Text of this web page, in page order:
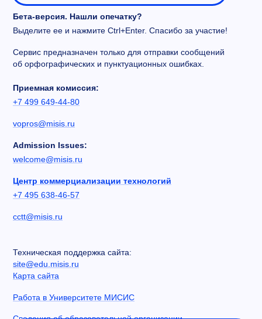
Бета-версия. Нашли опечатку?
Выделите ее и нажмите Ctrl+Enter. Спасибо за участие!
Сервис предназначен только для отправки сообщений
об орфографических и пунктуационных ошибках.
Приемная комиссия:
+7 499 649-44-80
vopros@misis.ru
Admission Issues:
welcome@misis.ru
Центр коммерциализации технологий
+7 495 638-46-57
cctt@misis.ru
Техническая поддержка сайта:
site@edu.misis.ru
Карта сайта
Работа в Университете МИСИС